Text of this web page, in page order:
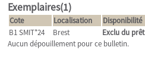
Exemplaires(1)
Cote Localisation
Disponibilité
B1 SMIT*24
Brest
Exclu du prêt
Aucun dépouillement pour ce bulletin.